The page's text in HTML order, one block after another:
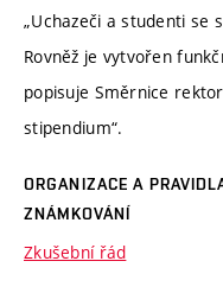
„Uchazeči a studenti se
Rovněž je vytvořen
popisuje Směrnice
stipendium“.
ORGANIZACE A
ZNÁMKOVÁNÍ
Zkušební řád